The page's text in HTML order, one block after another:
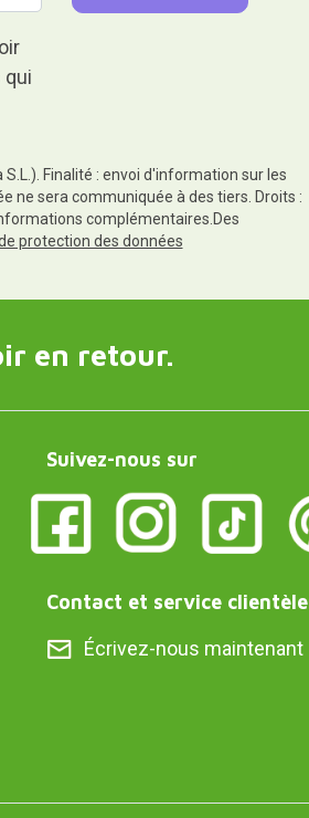
Finalité : envoi d'information sur les
ne sera communiquée à des tiers. Droits :
complémentaires.Des
protection des données
en retour.
Suivez-nous sur
Contact et service clientèle
Écrivez-nous maintenant